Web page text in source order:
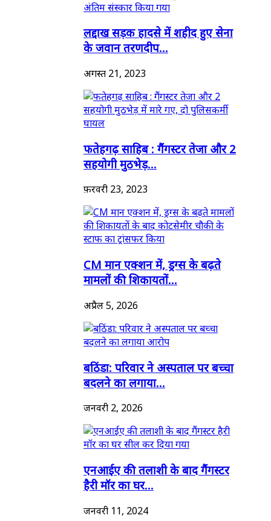
लद्दाख सड़क हादसे में शहीद हुए सेना
के जवान तरणदीप...
अगस्त 21, 2023
फतेहगढ़ साहिब : गैंगस्टर तेजा और 2
सहयोगी मुठभेड़...
फ़रवरी 23, 2023
CM मान एक्शन में, ड्रग्स के बढ़ते
मामलों की शिकायतों...
अप्रैल 5, 2026
बठिंडा: परिवार ने अस्पताल पर बच्चा
बदलने का लगाया...
जनवरी 2, 2026
एनआईए की तलाशी के बाद गैंगस्टर
हैरी मॉर का घर...
जनवरी 11, 2024